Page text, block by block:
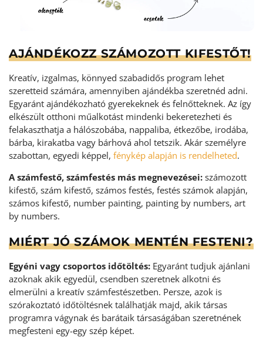
AJÁNDÉKOZZ SZÁMOZOTT KIFESTŐT!
Kreatív, izgalmas, könnyed szabadidős program lehet
szeretteid számára, amennyiben ajándékba szeretnéd adni.
Egyaránt ajándékozható gyerekeknek és felnőtteknek. Az így
elkészült otthoni műalkotást mindenki bekeretezheti és
felakaszthatja a hálószobába, nappaliba, étkezőbe, irodába,
bárba, kirakatba vagy bárhová ahol tetszik. Akár személyre
szabottan, egyedi képpel, fénykép alapján is rendelheted.
A számfestő, számfestés más megnevezései: számozott
kifestő, szám kifestő, számos festés, festés számok alapján,
számos kifestő, number painting, painting by numbers, art
by numbers.
MIÉRT JÓ SZÁMOK MENTÉN FESTENI?
Egyéni vagy csoportos időtöltés: Egyaránt tudjuk ajánlani
azoknak akik egyedül, csendben szeretnek alkotni és
elmerülni a kreatív számfestészetben. Persze, azok is
szórakoztató időtöltésnek találhatják majd, akik társas
programra vágynak és barátaik társaságában szeretnének
megfesteni egy-egy szép képet.